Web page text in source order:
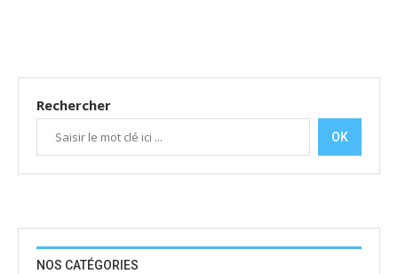
Rechercher
OK
NOS CATÉGORIES